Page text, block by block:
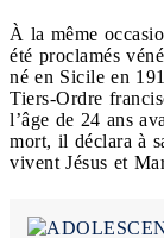
À la même
été proclamés
né en Sicile en
Tiers-Ordre
l’âge de 24 ans
mort, il déclara à
vivent Jésus et